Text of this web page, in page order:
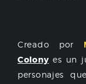
Creado por
Colony es un
personajes